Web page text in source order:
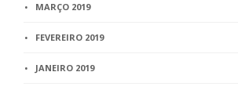
MARÇO 2019
FEVEREIRO 2019
JANEIRO 2019